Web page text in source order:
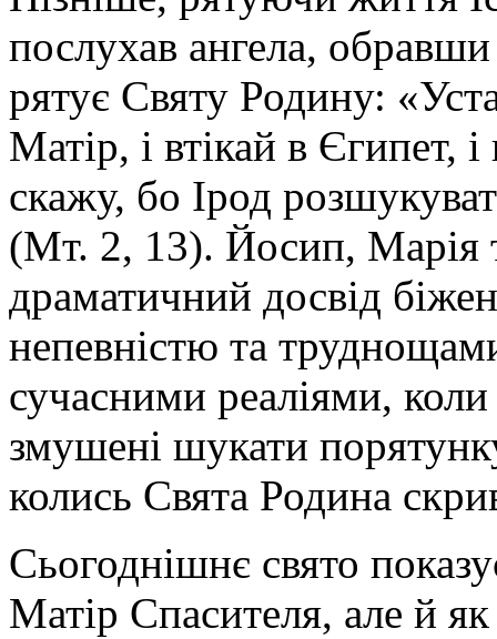
послухав ангела,
рятує Святу Родину:
Матір, і втікай в Єгипет,
скажу, бо Ірод
(Мт. 2, 13). Йосип, Марія
драматичний досвід
непевністю та
сучасними реаліями,
змушені шукати
колись Свята Родина
Сьогоднішнє свято
Матір Спасителя, але й